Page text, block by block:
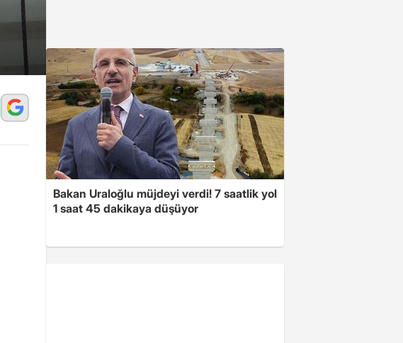
Bakan Uraloğlu müjdeyi verdi! 7 saatlik yol
1 saat 45 dakikaya düşüyor